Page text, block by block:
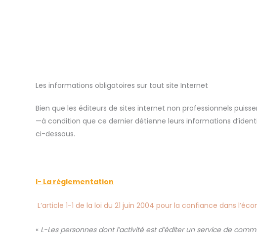
Les informations obligatoires sur tout site Internet
Bien que les éditeurs de sites internet non professionnels
—à condition que ce dernier détienne leurs informations
ci-dessous.
I- La réglementation
L’article 1-1 de la loi du 21 juin 2004 pour la confiance dans
« I.-Les personnes dont l’activité est d’éditer un service de